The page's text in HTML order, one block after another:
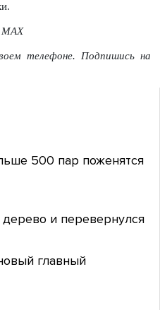
МАХ
телефоне. Подпишись на
500 пар поженятся
и перевернулся
главный